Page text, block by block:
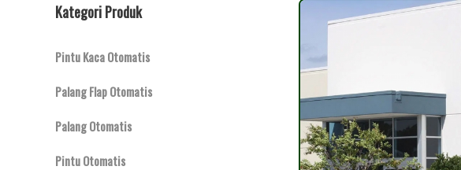
Kategori Produk
Pintu Kaca Otomatis
Palang Flap Otomatis
Palang Otomatis
Pintu Otomatis